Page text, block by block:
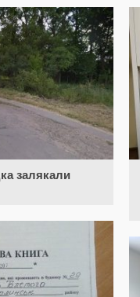
залякали